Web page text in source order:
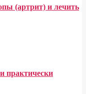
(артрит) и лечить
практически